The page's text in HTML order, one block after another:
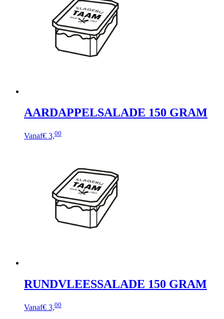
AARDAPPELSALADE 150 GRAM
Vanaf€ 3,00
RUNDVLEESSALADE 150 GRAM
Vanaf€ 3,00